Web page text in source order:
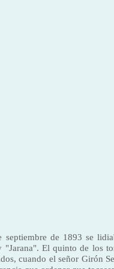
septiembre de 1893 se
El quinto de los
cuando el señor Girón